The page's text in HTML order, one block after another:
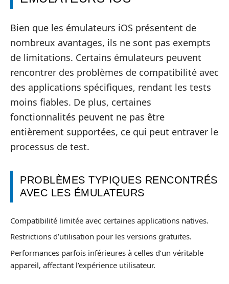
Bien que les émulateurs iOS présentent de
nombreux avantages, ils ne sont pas exempts
de limitations. Certains émulateurs peuvent
rencontrer des problèmes de compatibilité avec
des applications spécifiques, rendant les tests
moins fiables. De plus, certaines
fonctionnalités peuvent ne pas être
entièrement supportées, ce qui peut entraver le
processus de test.
PROBLÈMES TYPIQUES RENCONTRÉS
AVEC LES ÉMULATEURS
Compatibilité limitée avec certaines applications natives.
Restrictions d’utilisation pour les versions gratuites.
Performances parfois inférieures à celles d’un véritable
appareil, affectant l’expérience utilisateur.